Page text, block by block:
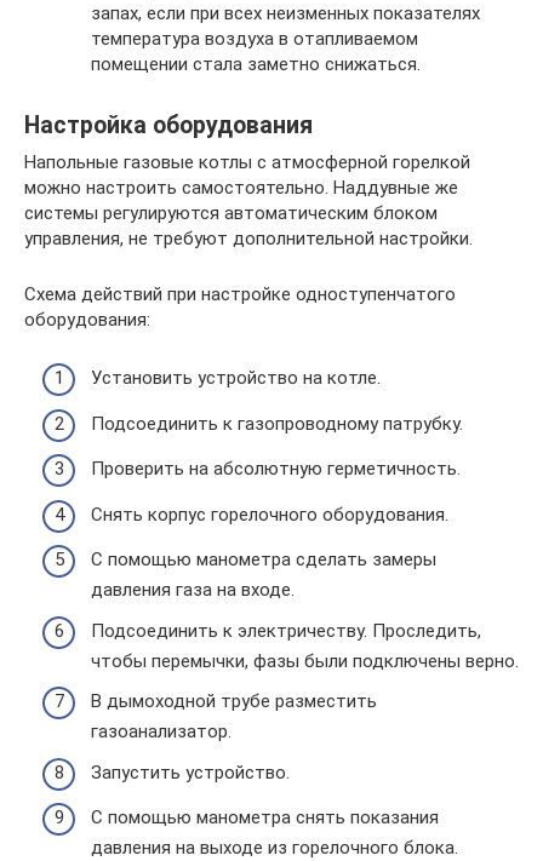
запах, если при всех неизменных показателях
температура воздуха в отапливаемом
помещении стала заметно снижаться.
Настройка оборудования
Напольные газовые котлы с атмосферной горелкой
можно настроить самостоятельно. Наддувные же
системы регулируются автоматическим блоком
управления, не требуют дополнительной настройки.
Схема действий при настройке одноступенчатого
оборудования:
Установить устройство на котле.
Подсоединить к газопроводному патрубку.
Проверить на абсолютную герметичность.
Снять корпус горелочного оборудования.
С помощью манометра сделать замеры
давления газа на входе.
Подсоединить к электричеству. Проследить,
чтобы перемычки, фазы были подключены верно.
В дымоходной трубе разместить
газоанализатор.
Запустить устройство.
С помощью манометра снять показания
давления на выходе из горелочного блока.